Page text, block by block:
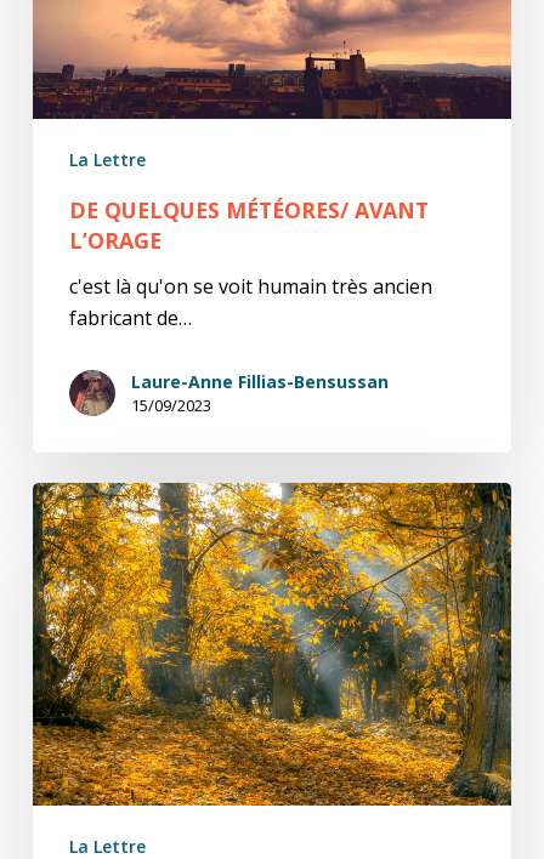
La Lettre
DE QUELQUES MÉTÉORES/ AVANT
L’ORAGE
c'est là qu'on se voit humain très ancien
fabricant de…
Laure-Anne Fillias-Bensussan
15/09/2023
Damages
(prix
Mallarmé
2021)
4/4
La Lettre